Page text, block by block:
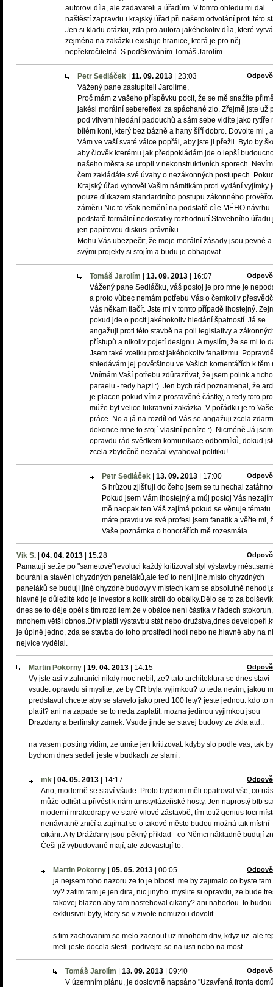
autorovi díla, ale zadavateli a úřadům. V tomto ohledu mi dal
naštěstí zapravdu i krajský úřad při našem odvolání proti této
Jen si kladu otázku, zda pro autora jakéhokoliv díla, které
zejména na zakázku existuje hranice, která je pro něj
nepřekročitelná. S poděkováním Tomáš Jarolím
Petr Sedláček 11. 09. 2013 23:03
Vážený pane zastupiteli Jarolíme,
Proč mám z vašeho příspěvku pocit, že se mě snažíte
jakési morální sebereflexi za spáchané zlo. Zřejmě jste už
pod vlivem hledání padouchů a sám sebe vidíte jako rytíře
bílém koni, který bez bázně a hany šíří dobro. Dovolte mi ,
Vám ve vaší svaté válce popřál, aby jste ji přežil. Bylo by
aby člověk kterému jak předpokládám jde o lepší
našeho města se utopil v nekonstruktivních sporech.
čem zakládáte své úvahy o nezákonných postupech.
Krajský úřad vyhověl Vašim námitkám proti vydání vyjímky
pouze důkazem standardního postupu zákonného
záměru.Nic to však nemění na podstatě cíle MÉHO návrhu.
podstatě formální nedostatky rozhodnutí Stavebního úřadu
jen papírovou diskusi právníku.
Mohu Vás ubezpečit, že moje morální zásady jsou pevné
svými projekty si stojím a budu je obhajovat.
Tomáš Jarolím 13. 09. 2013 16:07
Vážený pane Sedláčku, váš postoj je pro mne je
a proto vůbec nemám potřebu Vás o čemkoliv
Vás někam tlačít. Jste mi v tomto případě lhostejný.
pokud jde o pocit jakéhokoliv hledání špatností. Já se
angažuji proti této stavbě na poli legislativy a
přístupů a nikoliv pojetí designu. A myslím, že se mi to
Jsem také vcelku prost jakéhokoliv fanatizmu.
shledávám jej povětšinou ve Vašich komentářích k těm
Vnímám Vaší potřebu zdůrazňvat, že jsem politik a
paraelu - tedy hajzI :). Jen bych rád poznamenal, že
je placen pokud vím z prostavěné částky, a tedy toto
může byt velice lukrativní zakázka. V pořádku je to Vaše
práce. No a já na rozdíl od Vás se angažuji zcela
dokonce mne to stoj´ vlastní peníze :). Nicméně Já
opravdu rád svědkem komunikace odborníků, dokud
zcela zbytečně nezačal vytahovat politiku!
Petr Sedláček 13. 09. 2013 17:00
S hrůzou zjišťuji do čeho jsem se tu nechal
Pokud jsem Vám lhostejný a můj postoj Vás
mě naopak ten Váš zajímá pokud se věnuje
máte pravdu ve své profesi jsem fanatik a věřte mi,
Vaše poznámka o honorářích mě rozesmála...
Vik S. 04. 04. 2013 15:28
Pamatuji se.že po "sametové"revoluci každý kritizoval styl výstavby
bourání a stavění ohyzdných paneláků,ale teď to není jiné,místo ohyzdných
paneláků se budují jiné ohyzdné budovy v místech kam se absolutně
hlavně je důležité kdo je investor a kolik strčil do obálky.Dělo se to za
dnes se to děje opět s tím rozdílem,že v obálce není částka v řádech
mnohem větší obnos.Dřív platil výstavbu stát nebo družstva,dnes
je ůplně jedno, zda se stavba do toho prostředí hodí nebo ne,hlavně aby na
nejvíce vydělal.
Martin Pokorny 19. 04. 2013 14:15
Vy jste asi v zahranici nikdy moc nebil, ze? tato architektura se dnes stavi
vsude. opravdu si myslite, ze by CR byla vyjimkou? to teda nevim, jakou
predstavu! chcete aby se stavelo jako pred 100 lety? jeste jednou: kdo to
platit? ani na zapade se to neda zaplatit. mozna jedinou vyjimkou jsou
Drazdany a berlinsky zamek. Vsude jinde se stavej budovy ze zkla atd..
na vasem posting vidim, ze umite jen kritizovat. kdyby slo podle vas, tak by
bychom dnes sedeli jeste v budkach ze slami.
mk 04. 05. 2013 14:17
Ano, moderně se staví všude. Proto bychom měli opatrovat vše, co nás
může odlišit a přivést k nám turisty/lázeňské hosty. Jen naprostý blb
moderní mrakodrapy ve staré vilové zástavbě, tím totiž genius loci
nenávratně zničí a zajímat se o takové město budou možná tak místní
cikáni. A ty Drážďany jsou pěkný příklad - co Němci nákladně budují
Češi již vybudované mají, ale zdevastují to.
Martin Pokorny 05. 05. 2013 00:05
ja nejsem toho nazoru ze to je blbost. me by zajimalo co byste tam
vy? zatim tam je jen dira, nic jinyho. myslite si opravdu, ze bude
takovej blazen aby tam nastehoval cikany? ani nahodou. to budou
exklusivni byty, ktery se v zivote nemuzou dovolit.
s tim zachovanim se melo zacnout uz mnohem driv, kdyz uz. ale
meli jeste docela stesti. podivejte se na usti nebo na most.
Tomáš Jarolím 13. 09. 2013 09:40
V územním plánu, je doslovně napsáno "Uzavřená fronta